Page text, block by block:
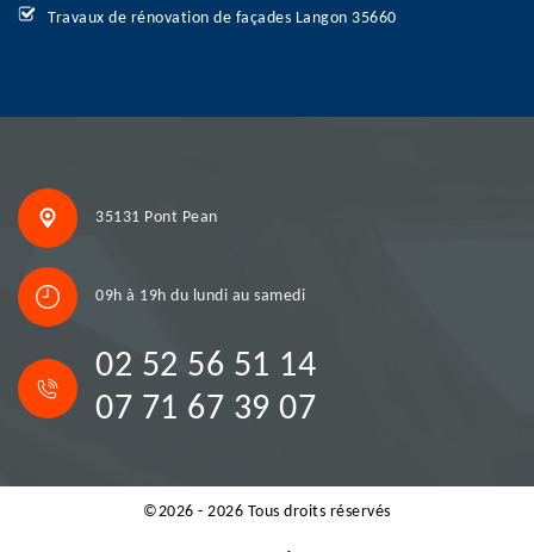
Travaux de rénovation de façades Langon 35660
35131 Pont Pean
09h à 19h du lundi au samedi
02 52 56 51 14
07 71 67 39 07
©2026 - 2026 Tous droits réservés